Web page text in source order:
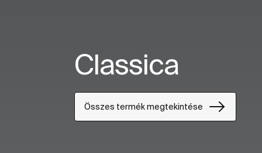
Classica
Összes termék megtekintése